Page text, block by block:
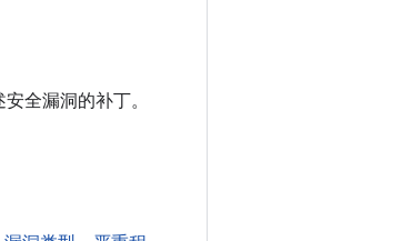
全漏洞的补丁。